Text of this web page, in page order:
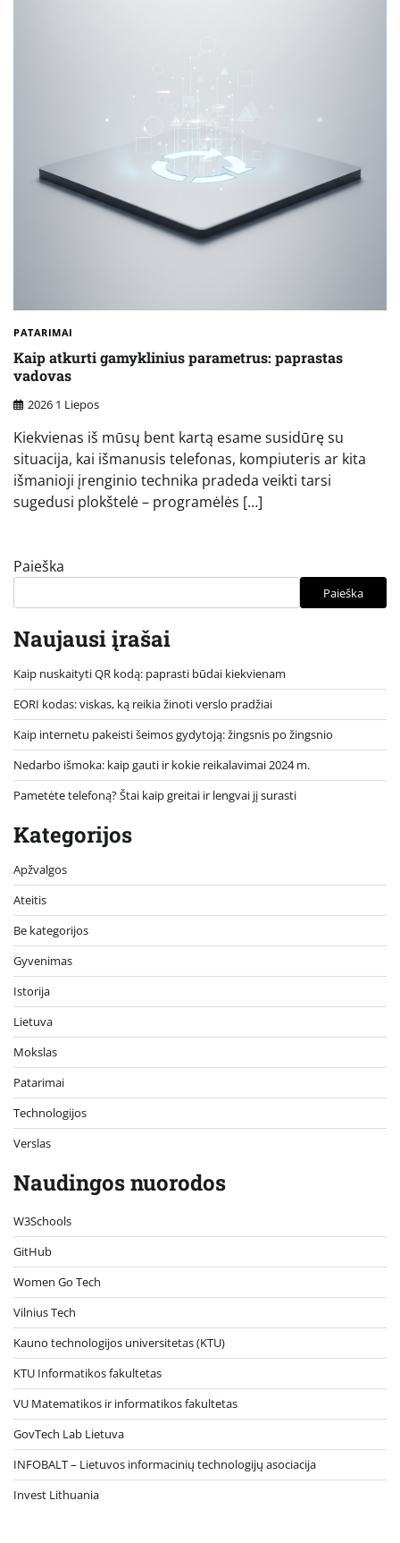
PATARIMAI
Kaip atkurti gamyklinius parametrus: paprastas
vadovas
2026 1 Liepos
Kiekvienas iš mūsų bent kartą esame susidūrę su
situacija, kai išmanusis telefonas, kompiuteris ar kita
išmanioji įrenginio technika pradeda veikti tarsi
sugedusi plokštelė – programėlės […]
Paieška
Paieška
Naujausi įrašai
Kaip nuskaityti QR kodą: paprasti būdai kiekvienam
EORI kodas: viskas, ką reikia žinoti verslo pradžiai
Kaip internetu pakeisti šeimos gydytoją: žingsnis po žingsnio
Nedarbo išmoka: kaip gauti ir kokie reikalavimai 2024 m.
Pametėte telefoną? Štai kaip greitai ir lengvai jį surasti
Kategorijos
Apžvalgos
Ateitis
Be kategorijos
Gyvenimas
Istorija
Lietuva
Mokslas
Patarimai
Technologijos
Verslas
Naudingos nuorodos
W3Schools
GitHub
Women Go Tech
Vilnius Tech
Kauno technologijos universitetas (KTU)
KTU Informatikos fakultetas
VU Matematikos ir informatikos fakultetas
GovTech Lab Lietuva
INFOBALT – Lietuvos informacinių technologijų asociacija
Invest Lithuania